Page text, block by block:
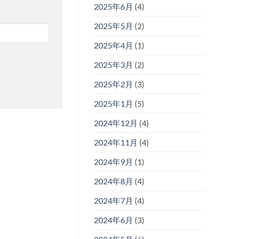
2025年6月 (4)
2025年5月 (2)
2025年4月 (1)
2025年3月 (2)
2025年2月 (3)
2025年1月 (5)
2024年12月 (4)
2024年11月 (4)
2024年9月 (1)
2024年8月 (4)
2024年7月 (4)
2024年6月 (3)